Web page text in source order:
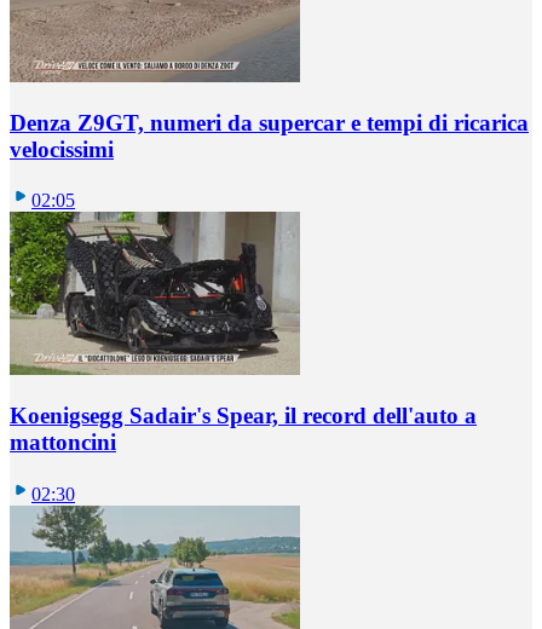
Denza Z9GT, numeri da supercar e tempi di ricarica
velocissimi
02:05
Koenigsegg Sadair's Spear, il record dell'auto a
mattoncini
02:30